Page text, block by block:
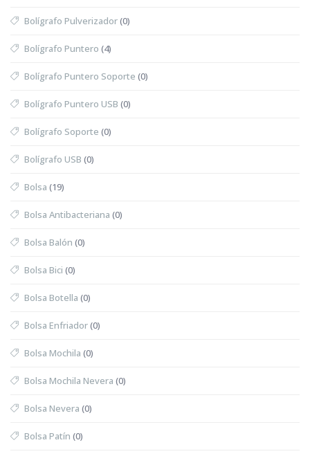
Bolígrafo Pulverizador(0)
Bolígrafo Puntero (4)
Bolígrafo Puntero Soporte (0)
Bolígrafo Puntero USB (0)
Bolígrafo Soporte (0)
Bolígrafo USB (0)
Bolsa (19)
Bolsa Antibacteriana (0)
Bolsa Balón (0)
Bolsa Bici (0)
Bolsa Botella (0)
Bolsa Enfriador(0)
Bolsa Mochila (0)
Bolsa Mochila Nevera (0)
Bolsa Nevera (0)
Bolsa Patín (0)